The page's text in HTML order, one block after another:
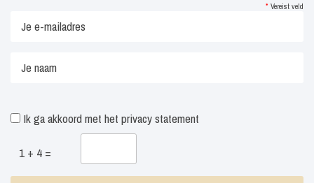
* Vereist veld
Ik ga akkoord met het privacy statement
1 + 4 =